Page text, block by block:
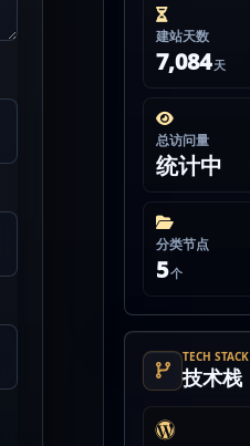
建站天数
7,084 天
总访问量
统计中
分类节点
5个
TECH STACK
技术栈